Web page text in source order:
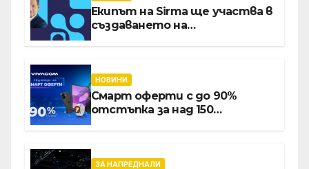
Екипът на Sirma ще участва в
създаването на
хотелиерството
НОВИНИ
Смарт оферти с до 90%
отстъпка за над 150
ЗА НАПРЕДНАЛИ